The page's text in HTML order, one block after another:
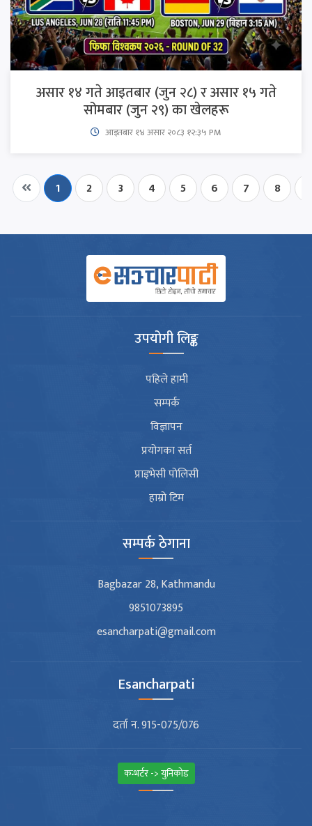
असार १४ गते आइतबार (जुन २८) र असार १५ गते
सोमबार (जुन २९) का खेलहरू
आइतबार​ १४ असार २०८३ १२:३५ PM
1 2 3 4 5 6 7 8
उपयोगी लिङ्क
पहिले हामी
सम्पर्क
विज्ञापन
प्रयोगका सर्त
प्राइभेसी पोलिसी
हाम्रो टिम
सम्पर्क ठेगाना
Bagbazar 28, Kathmandu
9851073895
esancharpati@gmail.com
Esancharpati
दर्ता न. 915-075/076
कन्भर्टर -> युनिकोड